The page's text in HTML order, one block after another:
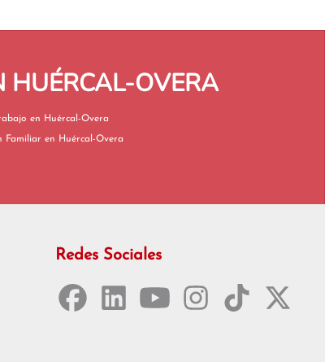
HUÉRCAL-OVERA
Permiso de Trabajo en Huércal-Overa
Reagrupación Familiar en Huércal-Overa
Redes Sociales